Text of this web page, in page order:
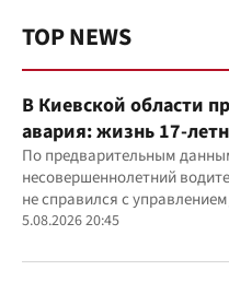
TOP NEWS
В Киевской области
авария: жизнь 17-
удалось
По предварительным
несовершеннолетний
не справился с
автомобиль врезался в
5.08.2026 20:45